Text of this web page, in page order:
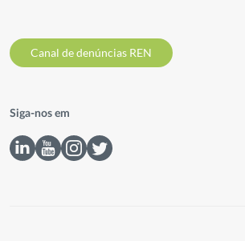
Canal de denúncias REN
Siga-nos em